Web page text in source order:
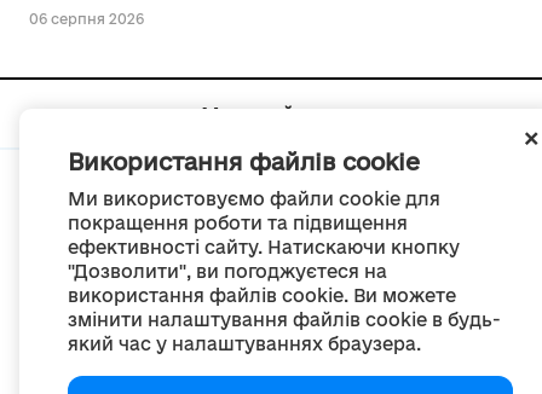
Використання файлів cookie
Ми використовуємо файли cookie для
покращення роботи та підвищення
ефективності сайту. Натискаючи кнопку
"Дозволити", ви погоджуєтеся на
використання файлів cookie. Ви можете
змінити налаштування файлів cookie в будь-
який час у налаштуваннях браузера.
06 серпня 2026
Мапа сайту
© Портал «Децентралізація», 2022
Проект був створений 2014 року для комунікації реформи місцевого
самоврядування
та територіальної організації влади в Україні.
Створення та наповнення - ГО «Портал «Децентралізація»
Creative Commons Attribution 4.0 International license,